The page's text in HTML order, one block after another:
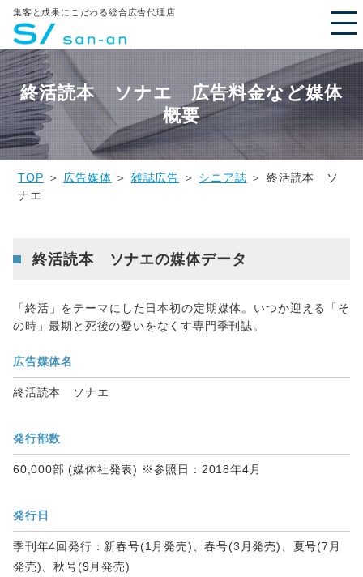
集客と成果にこだわる総合広告代理店
終活読本 ソナエ 広告料金など媒体
概要
TOP ＞ 広告媒体 ＞ 雑誌広告 ＞ シニア誌 ＞ 終活読本 ソ
ナエ
終活読本 ソナエの媒体データ
「終活」をテーマにした日本初の定期媒体。いつか迎える「そ
の時」最期と死後の憂いをなくす専門季刊誌。
広告媒体名
終活読本 ソナエ
発行部数
60,000部 (媒体社発表) ※参照日：2018年4月
発行日
季刊年4回発行：新春号(1月発売)、春号(3月発売)、夏号(7月
発売)、秋号(9月発売)